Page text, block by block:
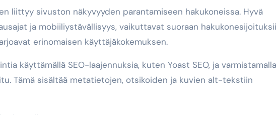
liittyy sivuston näkyvyyden parantamiseen hakukoneissa. Hyvä
ja mobiiliystävällisyys, vaikuttavat suoraan
erinomaisen käyttäjäkokemuksen.
käyttämällä SEO-laajennuksia, kuten Yoast SEO, ja
Tämä sisältää metatietojen, otsikoiden ja kuvien alt-tekstiin